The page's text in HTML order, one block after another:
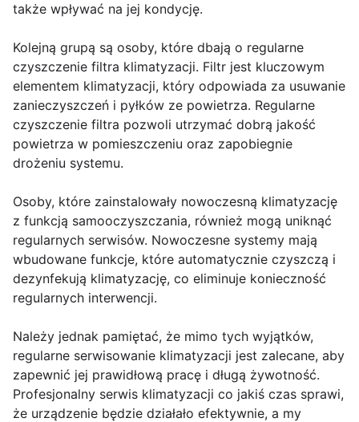
także wpływać na jej kondycję.
Kolejną grupą są osoby, które dbają o regularne
czyszczenie filtra klimatyzacji. Filtr jest kluczowym
elementem klimatyzacji, który odpowiada za usuwanie
zanieczyszczeń i pyłków ze powietrza. Regularne
czyszczenie filtra pozwoli utrzymać dobrą jakość
powietrza w pomieszczeniu oraz zapobiegnie
drożeniu systemu.
Osoby, które zainstalowały nowoczesną klimatyzację
z funkcją samooczyszczania, również mogą uniknąć
regularnych serwisów. Nowoczesne systemy mają
wbudowane funkcje, które automatycznie czyszczą i
dezynfekują klimatyzację, co eliminuje konieczność
regularnych interwencji.
Należy jednak pamiętać, że mimo tych wyjątków,
regularne serwisowanie klimatyzacji jest zalecane, aby
zapewnić jej prawidłową pracę i długą żywotność.
Profesjonalny serwis klimatyzacji co jakiś czas sprawi,
że urządzenie będzie działało efektywnie, a my